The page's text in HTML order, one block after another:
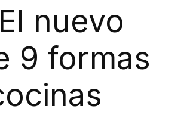
nuevo
9 formas